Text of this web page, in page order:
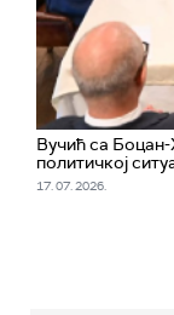
Вучић са
политичкој
17. 07. 2026.